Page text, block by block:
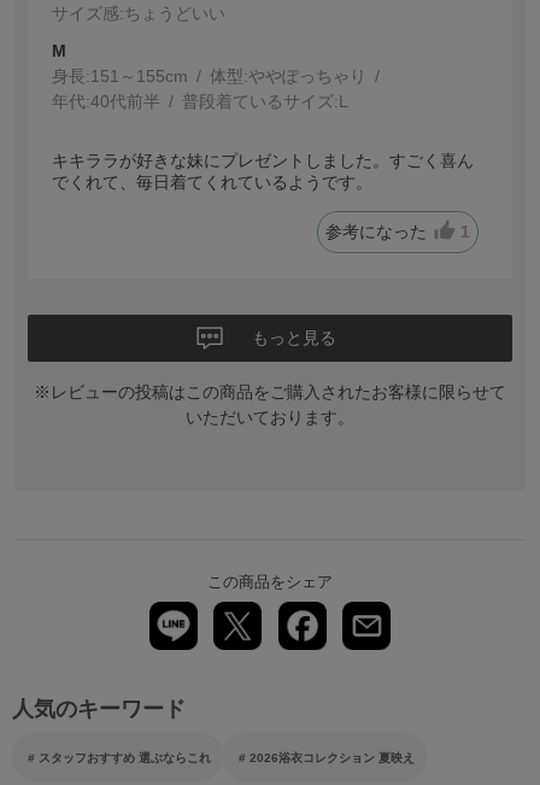
サイズ感:ちょうどいい
M
身長:151～155cm 体型:ぽっちゃり
年代:40代前半 普段着ているサイズ:L
キキララが好きな妹にプレゼントしました。すごく喜ん
でくれて、毎日着てくれているようです。
参考になった 1
もっと見る
※レビューの投稿はこの商品をご購入されたお客様に限らせて
いただいております。
この商品をシェア
人気のキーワード
スタッフおすすめ 選ぶならこれ 2026浴衣コレクション 夏映え